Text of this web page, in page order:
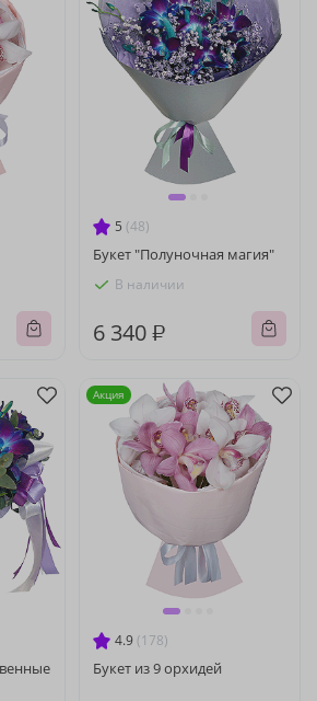
5 (48)
Букет "Полуночная магия"
В наличии
6 340 ₽
4.9 (178)
Букет из 9 орхидей
Акция